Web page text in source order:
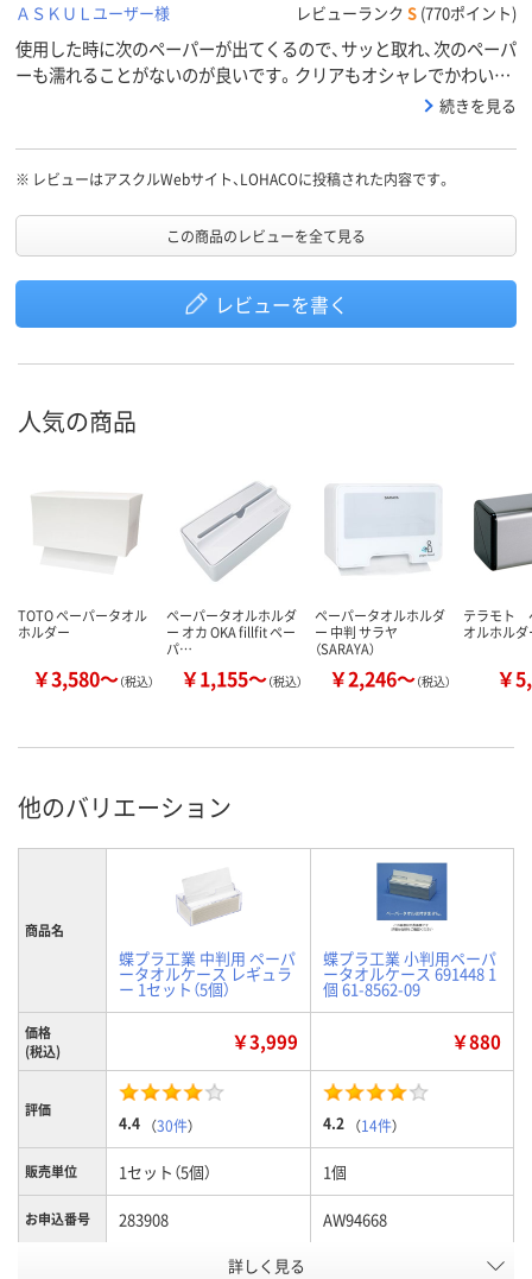
ＡＳＫＵＬユーザー様
レビューランク S (770ポイント)
使用した時に次のペーパーが出てくるので、サッと取れ、次のペーパ
ーも濡れることがないのが良いです。クリアもオシャレでかわいい
のですが、合わせやすく、中身が見えない白などもあると良いなと思
続きを見る
※ レビューはアスクルWebサイト、LOHACOに投稿された内容です。
この商品のレビューを全て見る
レビューを書く
人気の商品
TOTO ペーパータオル
ホルダー
￥3,580～（税込）
ペーパータオルホルダ
ー オカ OKA fillfit ペー
パ…
￥1,155～（税込）
ペーパータオルホルダ
ー 中判 サラヤ
（SARAYA）
￥2,246～（税込）
テラモト
オルホル
￥
他のバリエーション
商品名
蝶プラ工業 中判用 ペーパ
ータオルケース レギュラ
ー 1セット（5個）
蝶プラ工業 小判用ペーパ
ータオルケース 691448 1
個 61-8562-09
価格
(税込)
￥3,999 ￥880
評価
4.4 （30件） 4.2 （14件）
販売単位 1セット（5個） 1個
お申込番号 283908 AW94668
詳しく見る